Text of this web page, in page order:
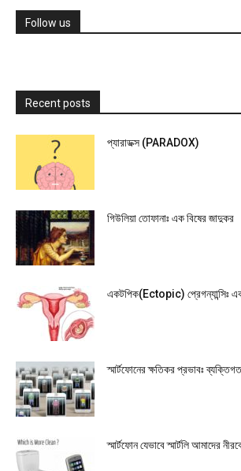
Follow us
Recent posts
প্যারাডক্স (PARADOX)
গিউলিয়া তোফানাঃ এক বিষের জাদুকর
একটপিক(Ectopic) প্রেগন্যান্সিঃ
স্মার্টফোনের ক্ষতিকর প্রভাবঃ
স্মার্টফোন যেভাবে স্মার্টলি আমাদের